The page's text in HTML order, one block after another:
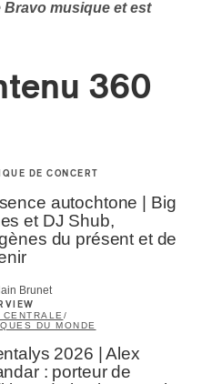
musique et est
360
DE CONCERT
autochtone | Big
et DJ Shub,
du présent et de
Brunet
/
DU MONDE
2026 | Alex
: porteur de